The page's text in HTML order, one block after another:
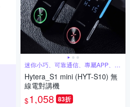
迷你小巧、可靠通信、專屬APP、超
長待機
Hytera_S1 mini (HYT-S10) 無
線電對講機
$1,058 83折